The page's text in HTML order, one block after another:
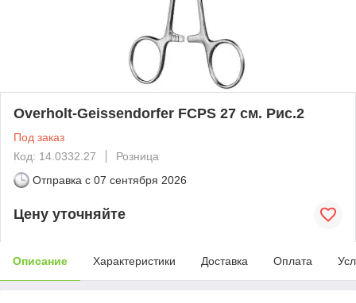
Overholt-Geissendorfer FCPS 27 см. Рис.2
Под заказ
Код: 14.0332.27
Розница
Отправка с 07 сентября 2026
Цену уточняйте
Описание Характеристики Доставка Оплата